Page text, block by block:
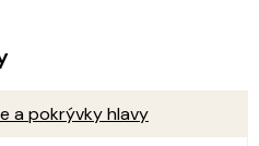
a pokrývky hlavy